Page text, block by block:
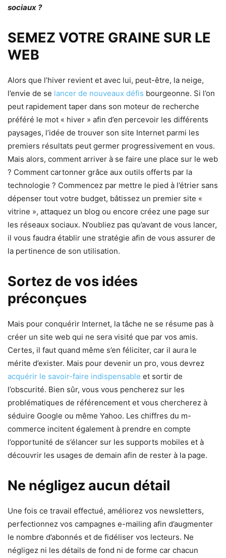
sociaux ?
SEMEZ VOTRE GRAINE SUR LE
WEB
Alors que l’hiver revient et avec lui, peut-être, la neige,
l’envie de se lancer de nouveaux défis bourgeonne. Si l’on
peut rapidement taper dans son moteur de recherche
préféré le mot « hiver » afin d’en percevoir les différents
paysages, l’idée de trouver son site Internet parmi les
premiers résultats peut germer progressivement en vous.
Mais alors, comment arriver à se faire une place sur le web
? Comment cartonner grâce aux outils offerts par la
technologie ? Commencez par mettre le pied à l’étrier sans
dépenser tout votre budget, bâtissez un premier site «
vitrine », attaquez un blog ou encore créez une page sur
les réseaux sociaux. N’oubliez pas qu’avant de vous lancer,
il vous faudra établir une stratégie afin de vous assurer de
la pertinence de son utilisation.
Sortez de vos idées
préconçues
Mais pour conquérir Internet, la tâche ne se résume pas à
créer un site web qui ne sera visité que par vos amis.
Certes, il faut quand même s’en féliciter, car il aura le
mérite d’exister. Mais pour devenir un pro, vous devrez
acquérir le savoir-faire indispensable et sortir de
l’obscurité. Bien sûr, vous vous pencherez sur les
problématiques de référencement et vous chercherez à
séduire Google ou même Yahoo. Les chiffres du m-
commerce incitent également à prendre en compte
l’opportunité de s’élancer sur les supports mobiles et à
découvrir les usages de demain afin de rester à la page.
Ne négligez aucun détail
Une fois ce travail effectué, améliorez vos newsletters,
perfectionnez vos campagnes e-mailing afin d’augmenter
le nombre d’abonnés et de fidéliser vos lecteurs. Ne
négligez ni les détails de fond ni de forme car chacun